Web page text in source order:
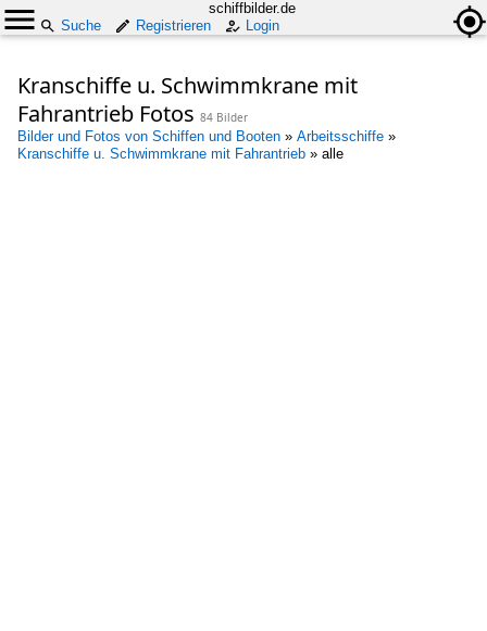
schiffbilder.de
Suche
Registrieren Login
Kranschiffe u. Schwimmkrane mit
Fahrantrieb Fotos 84 Bilder
Bilder und Fotos von Schiffen und Booten » Arbeitsschiffe »
Kranschiffe u. Schwimmkrane mit Fahrantrieb » alle